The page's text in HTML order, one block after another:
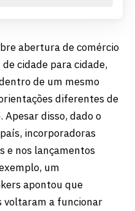
abertura de comércio
cidade para cidade,
de um mesmo
diferentes de
disso, dado o
incorporadoras
e nos lançamentos
um
apontou que
voltaram a funcionar